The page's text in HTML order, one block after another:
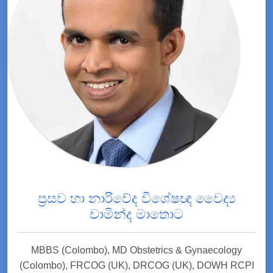
ප්‍රසව හා නාරිවේද විශේෂඥ වෛද්‍ය
චාමින්ද මාතොට
MBBS (Colombo), MD Obstetrics & Gynaecology
(Colombo), FRCOG (UK), DRCOG (UK), DOWH RCPI